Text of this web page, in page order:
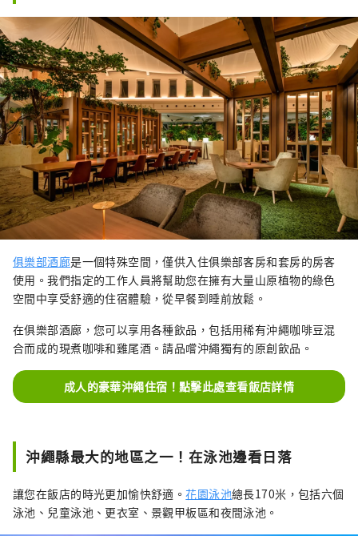
俱樂部酒廊是一個特殊空間，僅供入住俱樂部客房和套房的房客
使用。我們指定的工作人員將幫助您在擁有大量山原植物的綠色
空間中享受舒適的住宿體驗，從早餐到睡前放鬆。
在俱樂部酒廊，您可以享用各種飲品，包括用稀有沖繩咖啡豆混
合而成的現煮咖啡和雞尾酒。請品嚐沖繩獨有的原創飲品。
成人的豪華沖繩住宿！點擊此處查看飯店詳情
沖繩縣最大的地區之一！在泳池邊看日落
讓您在飯店的時光更加愉快舒適。花園泳池總長170米，包括六個
泳池、兒童泳池、更衣室、景觀甲板區和夜間泳池。